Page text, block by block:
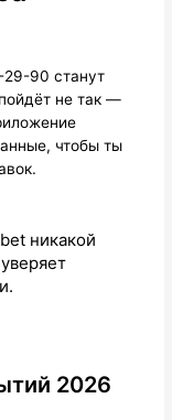
90 станут
не так —
чтобы ты
никакой
2026